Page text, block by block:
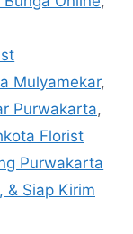
Mulyamekar,
Purwakarta,
Florist
Purwakarta
& Siap Kirim